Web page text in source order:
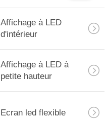
Affichage à LED
d'intérieur
Affichage à LED à
petite hauteur
Ecran led flexible